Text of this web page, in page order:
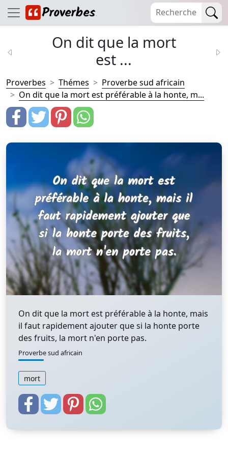
On dit que la mort
est ...
Proverbes Thémes
Proverbe sud africain
On dit que la mort est préférable à la honte, m...
On dit que la mort est préférable à la honte, mais
il faut rapidement ajouter que si la honte porte
des fruits, la mort n'en porte pas.
Proverbe sud africain
mort